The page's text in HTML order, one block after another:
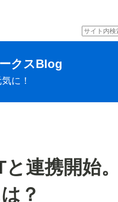
クスBlog
に！
連携開始
？